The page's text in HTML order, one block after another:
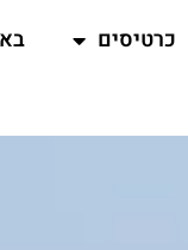
כרטיסים